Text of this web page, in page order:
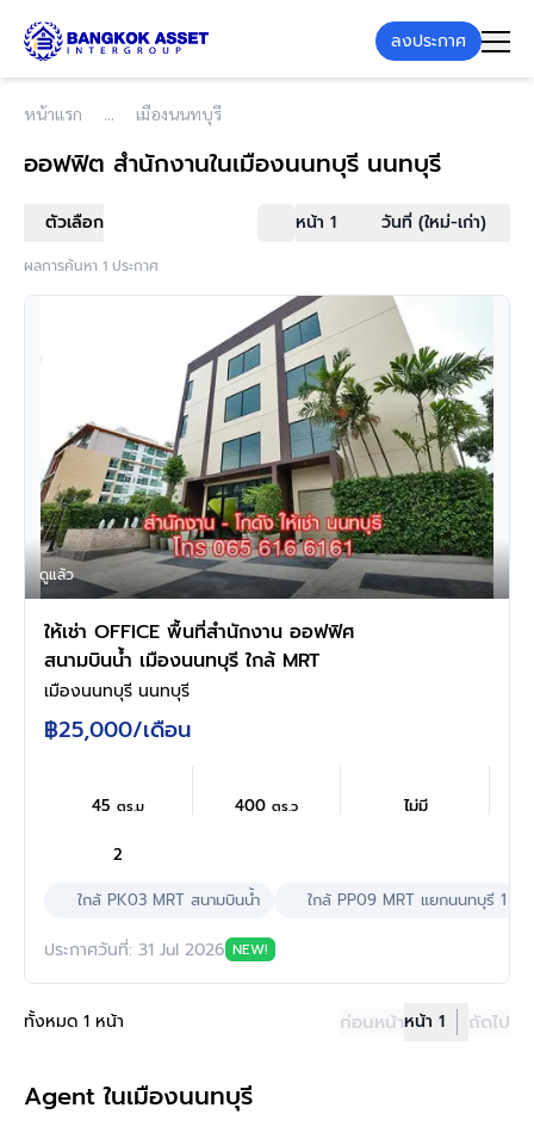
ลงประกาศ
หน้าแรก เมืองนนทบุรี
ออฟฟิต สำนักงานในเมืองนนทบุรี นนทบุรี
ตัวเลือก หน้า 1 วันที่ (ใหม่-เก่า)
ผลการค้นหา 1 ประกาศ
ดูแล้ว
ให้เช่า OFFICE พื้นที่สำนักงาน ออฟฟิศ
สนามบินน้ำ เมืองนนทบุรี ใกล้ MRT
เมืองนนทบุรี นนทบุรี
฿25,000/เดือน
45ตร.ม 400ตร.ว ไม่มี
2
ใกล้ PK03 MRT สนามบินนํ้า
ใกล้ PP09 MRT แยกนนทบุรี 1
ประกาศวันที่: 31 Jul 2026 NEW!
ทั้งหมด 1 หน้า ก่อนหน้าหน้า 1 ถัดไป
Agent ในเมืองนนทบุรี